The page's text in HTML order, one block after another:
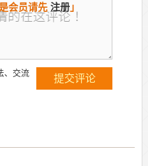
、交流
会员请先 注册」